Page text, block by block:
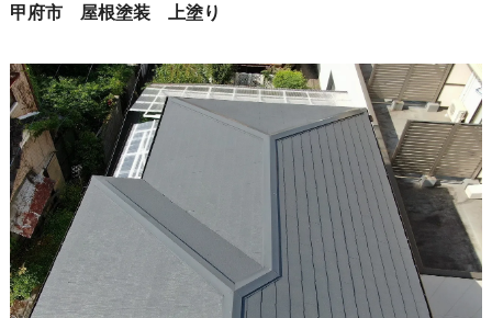
甲府市 屋根塗装 上塗り